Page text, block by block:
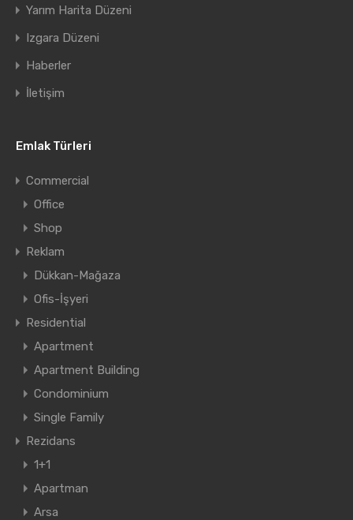
Yarım Harita Düzeni
Izgara Düzeni
Haberler
İletişim
Emlak Türleri
Commercial
Office
Shop
Reklam
Dükkan-Mağaza
Ofis-İşyeri
Residential
Apartment
Apartment Building
Condominium
Single Family
Rezidans
1+1
Apartman
Arsa